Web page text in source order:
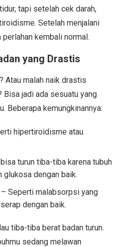
tapi setelah cek darah,
Setelah menjalani
kembali normal.
yang Drastis
Atau malah naik drastis
Bisa jadi ada sesuatu yang
Beberapa kemungkinannya:
hipertiroidisme atau
turun tiba-tiba karena tubuh
glukosa dengan baik.
– Seperti malabsorpsi yang
dengan baik.
tiba-tiba berat badan turun.
sedang melawan